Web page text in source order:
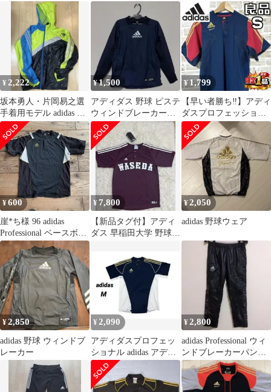
トアップ スウェット
長袖 刺繍
下セット
¥2,222
坂本勇人・片岡易之選
手着用モデル adidas フ
ード付きジャージ
¥1,500
アディダス 野球 ピステ
ウィンドブレーカー
140 少年野球 練習着 紺
¥1,799
【早い者勝ち‼️】アディ
ダスプロフェッショナ
ル メンズ ショートスリ
ーブ S 紺
¥600
崖*ち様 96 adidas
Professional ベースボー
ルシャツ Lサ
¥7,800
【新品タグ付】アディ
ダス 早稲田大学 野球部
¥2,050
adidas 野球ウェア
¥2,850
adidas 野球 ウィンドブ
レーカー
¥ 2,090
アディダスプロフェッ
ショナル adidas アディ
ダス野球ウェア
¥2,800
adidas Professional ウィ
ンドブレーカーパンツ
L